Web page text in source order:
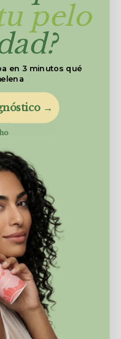
Fino, Ligero Y
pelo
en 3 minutos qué
→